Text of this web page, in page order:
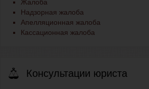
Жалоба
Надзорная жалоба
Апелляционная жалоба
Кассационная жалоба
Консультации юриста